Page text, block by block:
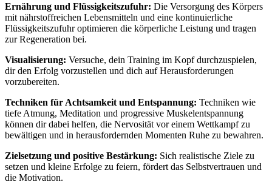
Ernährung und Flüssigkeitszufuhr: Die Versorgung des Körpers
mit nährstoffreichen Lebensmitteln und eine kontinuierliche
Flüssigkeitszufuhr optimieren die körperliche Leistung und tragen
zur Regeneration bei.
Visualisierung: Versuche, dein Training im Kopf durchzuspielen,
dir den Erfolg vorzustellen und dich auf Herausforderungen
vorzubereiten.
Techniken für Achtsamkeit und Entspannung: Techniken wie
tiefe Atmung, Meditation und progressive Muskelentspannung
können dir dabei helfen, die Nervosität vor einem Wettkampf zu
bewältigen und in herausfordernden Momenten Ruhe zu bewahren.
Zielsetzung und positive Bestärkung: Sich realistische Ziele zu
setzen und kleine Erfolge zu feiern, fördert das Selbstvertrauen und
die Motivation.